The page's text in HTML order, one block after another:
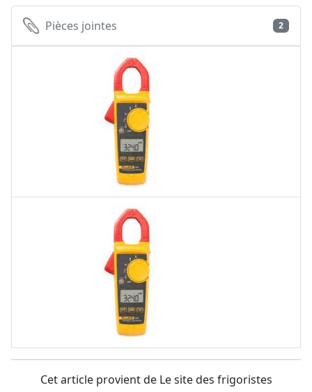
Pièces jointes 2
Cet article provient de Le site des frigoristes